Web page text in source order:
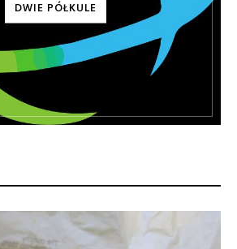
DWIE PÓŁKULE